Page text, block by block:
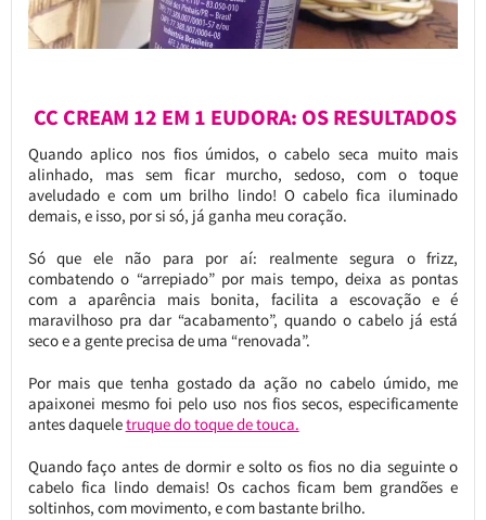
CC CREAM 12 EM 1 EUDORA: OS RESULTADOS
Quando aplico nos fios úmidos, o cabelo seca muito mais
alinhado, mas sem ficar murcho, sedoso, com o toque
aveludado e com um brilho lindo! O cabelo fica iluminado
demais, e isso, por si só, já ganha meu coração.
Só que ele não para por aí: realmente segura o frizz,
combatendo o “arrepiado” por mais tempo, deixa as pontas
com a aparência mais bonita, facilita a escovação e é
maravilhoso pra dar “acabamento”, quando o cabelo já está
seco e a gente precisa de uma “renovada”.
Por mais que tenha gostado da ação no cabelo úmido, me
apaixonei mesmo foi pelo uso nos fios secos, especificamente
antes daqueletruque do toque de touca.
Quando faço antes de dormir e solto os fios no dia seguinte o
cabelo fica lindo demais! Os cachos ficam bem grandões e
soltinhos, com movimento, e com bastante brilho.